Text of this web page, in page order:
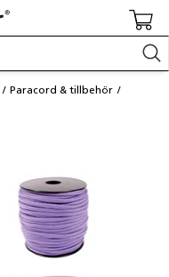
Paracord & tillbehör